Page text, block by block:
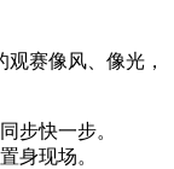
赛像风、像光，
步快一步。
身现场。